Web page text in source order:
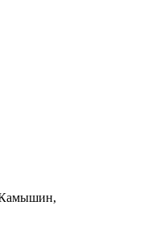
Камышин,